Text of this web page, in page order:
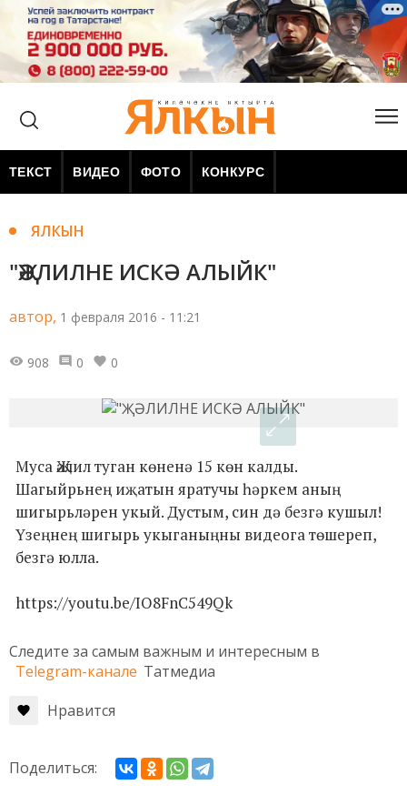
ТЕКСТ ВИДЕО ФОТО КОНКУРС
ЯЛКЫН
"ҖӘЛИЛНЕ ИСКӘ АЛЫЙК"
автор, 1 февраля 2016 - 11:21
908 0 0
Муса Җәлил туган көненә 15 көн калды.
Шагыйрьнең иҗатын яратучы һәркем аның
шигырьләрен укый. Дустым, син дә безгә кушыл!
Үзеңнең шигырь укыганыңны видеога төшереп,
безгә юлла.
https://youtu.be/IO8FnC549Qk
Следите за самым важным и интересным в
Telegram-канале Татмедиа
Нравится
Поделиться: